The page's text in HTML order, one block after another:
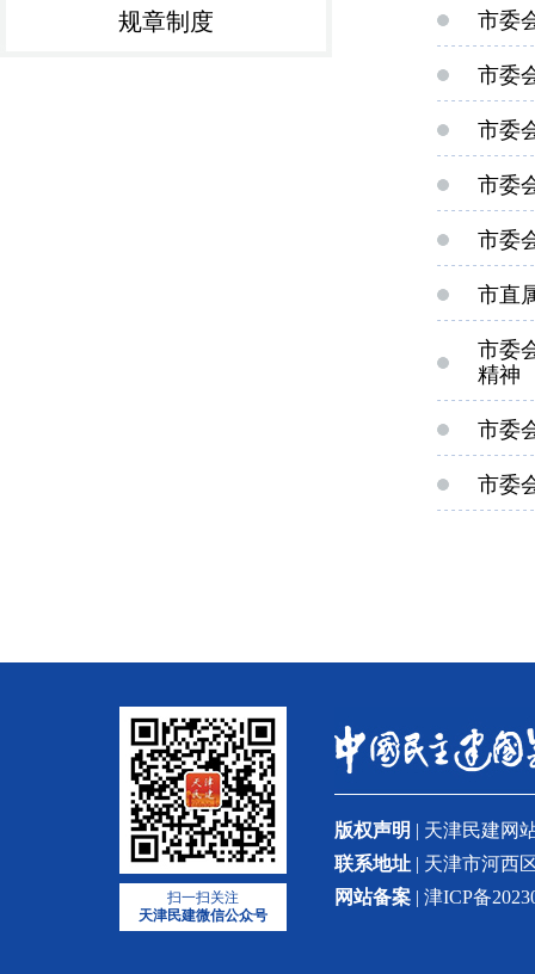
规章制度 市委
市委
市委
市委
市委
市直
市委
精神
市委
市委
扫一扫关注
天津民建微信公众号
版权声明 | 天津民建网
联系地址 | 天津市河西
网站备案 | 津ICP备